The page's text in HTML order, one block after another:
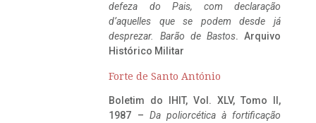
defeza do Pais, com declaração
d’aquelles que se podem desde já
desprezar. Barão de Bastos. Arquivo
Histórico Militar
Forte de Santo António
Boletim do IHIT, Vol. XLV, Tomo II,
1987 – Da poliorcética à fortificação